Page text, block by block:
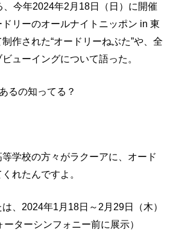
今年2024年2月18日（日）に開催
リーのオールナイトニッポン in 東
作された“オードリーねぶた”や、全
ューイングについて語った。
るの知ってる？
学校の方々がラクーアに、オード
れたんですよ。
、2024年1月18日～2月29日（木）
ターシンフォニー前に展示）